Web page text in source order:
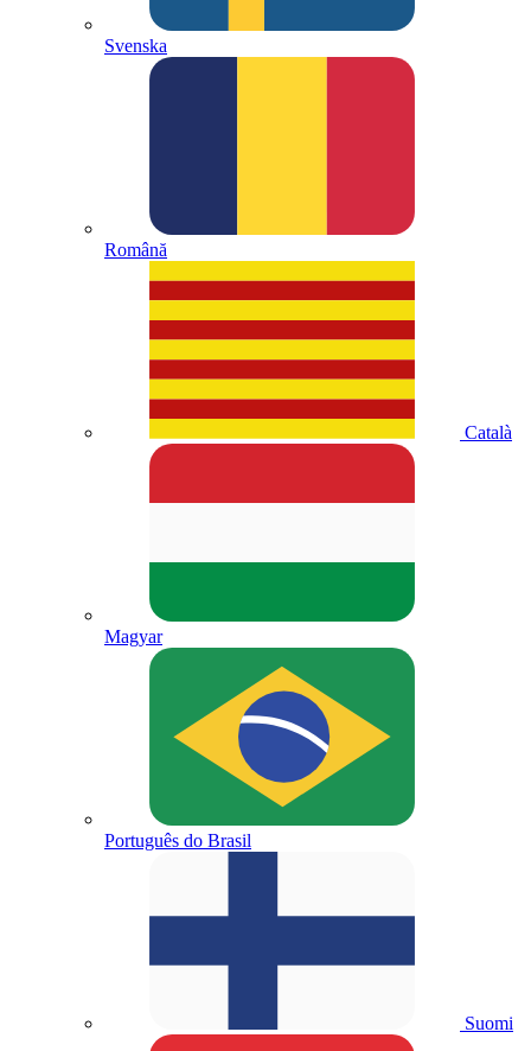
Svenska
Română
Català
Magyar
Português do Brasil
Suomi